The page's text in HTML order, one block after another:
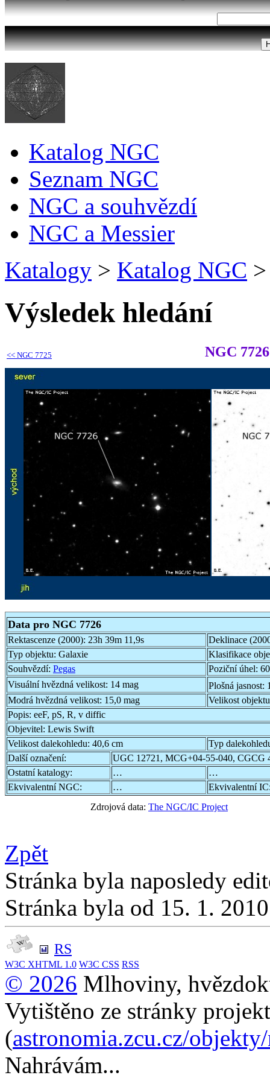
Katalog NGC
Seznam NGC
NGC a souhvězdí
NGC a Messier
Katalogy > Katalog NGC >
Výsledek hledání
<< NGC 7725 NGC 7726
Data pro NGC 7726
Rektascenze (2000): 23h 39m 11,9s
Deklinace
Typ objektu: Galaxie
Klasifikace
Souhvězdí: Pegas Poziční úhel:
Visuální hvězdná velikost: 14 mag Plošná jasnost:
Modrá hvězdná velikost: 15,0 mag
Velikost
Popis: eeF, pS, R, v diffic
Objevitel: Lewis Swift
Velikost dalekohledu: 40,6 cm
Typ
Další označení:
UGC 12721, MCG+04-55-040, CGCG
Ostatní katalogy:
…
…
Ekvivalentní NGC:
…
Ekvivalentní
Zdrojová data: The NGC/IC Project
Zpět
Stránka byla naposledy
Stránka byla od 15. 1.
RS
W3C XHTML 1.0 W3C CSS RSS
© 2026 Mlhoviny,
Vytištěno ze stránky
(astronomia.zcu.cz/
Nahrávám...